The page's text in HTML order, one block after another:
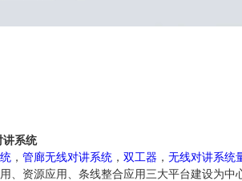
系统
， 管廊无线对讲系统 ， 双工器 ， 无线对讲系统
、资源应用、条线整合应用三大平台建设为中